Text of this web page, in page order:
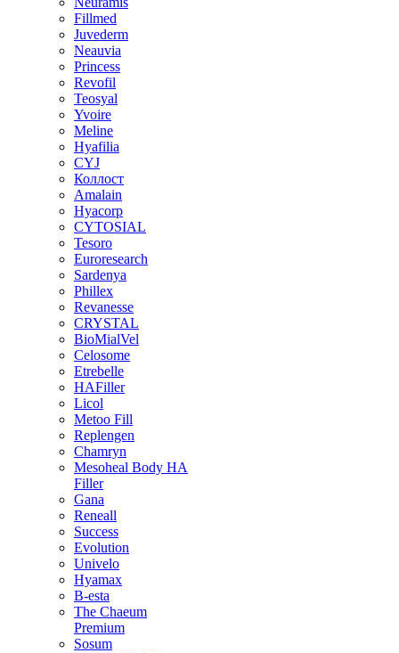
Fillmed
Juvederm
Neauvia
Princess
Revofil
Teosyal
Yvoire
Meline
Hyafilia
CYJ
Коллост
Amalain
Hyacorp
CYTOSIAL
Tesoro
Euroresearch
Sardenya
Phillex
Revanesse
CRYSTAL
BioMialVel
Celosome
Etrebelle
HAFiller
Licol
Metoo Fill
Replengen
Chamryn
Mesoheal Body HA
Filler
Gana
Reneall
Success
Evolution
Univelo
Hyamax
B-esta
The Chaeum
Premium
Sosum